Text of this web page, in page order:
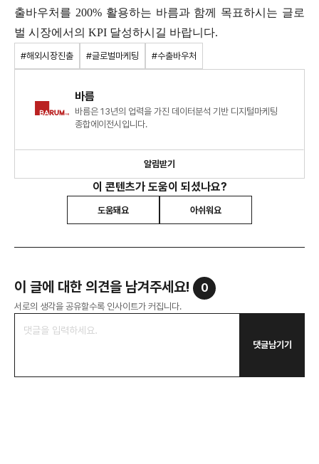
출바우처를 200% 활용하는 바름과 함께 목표하시는 글로
벌 시장에서의 KPI 달성하시길 바랍니다.
#해외시장진출 #글로벌마케팅 #수출바우처
바름
바름은 13년의 업력을 가진 데이터분석 기반 디지털마케팅
종합에이전시입니다.
알림받기
이 콘텐츠가 도움이 되셨나요?
도움돼요 아쉬워요
이 글에 대한 의견을 남겨주세요! 0
서로의 생각을 공유할수록 인사이트가 커집니다.
댓글남기기